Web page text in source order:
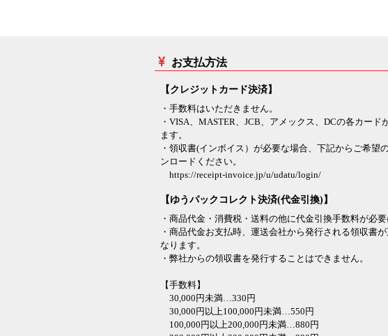
お支払方法
【クレジットカード決済】
・手数料はいただきません。
・VISA、MASTER、JCB、アメックス、DCの各カード
ます。
・領収書(インボイス）が必要な場合、下記からご希望
ンロードください。
https://receipt-invoice.jp/u/udatu/login/
【ゆうパックコレクト決済(代金引換)】
・商品代金・消費税・送料の他に代金引換手数料が必要
・商品代金お支払時、運送会社から発行される領収書
なります。
・弊社からの領収書を発行することはできません。
【手数料】
30,000円未満…330円
30,000円以上100,000円未満…550円
100,000円以上200,000円未満…880円